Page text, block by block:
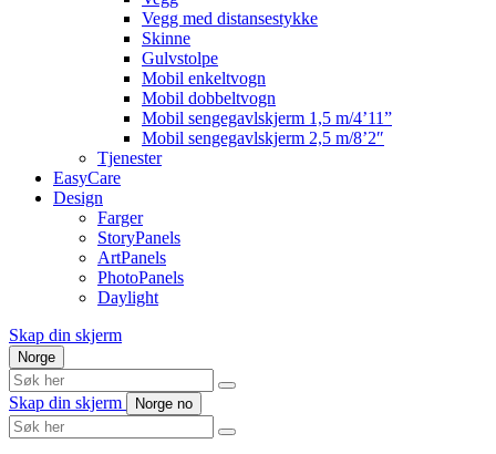
Vegg med distansestykke
Skinne
Gulvstolpe
Mobil enkeltvogn
Mobil dobbeltvogn
Mobil sengegavlskjerm 1,5 m/4’11”
Mobil sengegavlskjerm 2,5 m/8’2″
Tjenester
EasyCare
Design
Farger
StoryPanels
ArtPanels
PhotoPanels
Daylight
Skap din skjerm
Norge
Search
here
Skap din skjerm Norge no
Search
here